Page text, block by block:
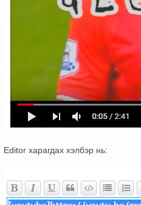
Editor харагдах хэлбэр нь: